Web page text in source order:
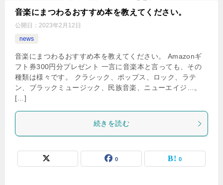
音楽にまつわるおすすめ本を教えてください。
公開日： 2023年2月12日
news
音楽にまつわるおすすめ本を教えてください。 Amazonギ
フト券300円分プレゼント 一言に音楽本と言っても、その
種類は様々です。 クラシック、ポップス、ロック、ラテ
ン、ブラックミュージック、民族音楽、ニューエイジ…。
[…]
続きを読む
0 0